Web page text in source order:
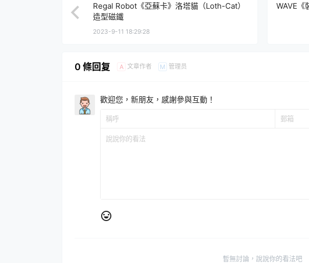
Regal Robot《亞蘇卡》洛塔貓（Loth-Cat）
造型磁鐵
2023-9-11 18:29:28
WAVE《
0 條回复 A 文章作者 M 管理员
歡迎您，新朋友，感謝參與互動！
暫無討論，說說你的看法吧